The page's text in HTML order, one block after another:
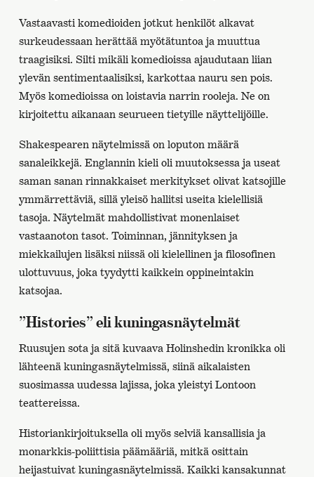
Vastaavasti komedioiden jotkut henkilöt alkavat
surkeudessaan herättää myötätuntoa ja muuttua
traagisiksi. Silti mikäli komedioissa ajaudutaan liian
ylevän sentimentaalisiksi, karkottaa nauru sen pois.
Myös komedioissa on loistavia narrin rooleja. Ne on
kirjoitettu aikanaan seurueen tietyille näyttelijöille.
Shakespearen näytelmissä on loputon määrä
sanaleikkejä. Englannin kieli oli muutoksessa ja useat
saman sanan rinnakkaiset merkitykset olivat katsojille
ymmärrettäviä, sillä yleisö hallitsi useita kielellisiä
tasoja. Näytelmät mahdollistivat monenlaiset
vastaanoton tasot. Toiminnan, jännityksen ja
miekkailujen lisäksi niissä oli kielellinen ja filosofinen
ulottuvuus, joka tyydytti kaikkein oppineintakin
katsojaa.
”Histories” eli kuningasnäytelmät
Ruusujen sota ja sitä kuvaava Holinshedin kronikka oli
lähteenä kuningasnäytelmissä, siinä aikalaisten
suosimassa uudessa lajissa, joka yleistyi Lontoon
teattereissa.
Historiankirjoituksella oli myös selviä kansallisia ja
monarkkis-poliittisia päämääriä, mitkä osittain
heijastuivat kuningasnäytelmissä. Kaikki kansakunnat